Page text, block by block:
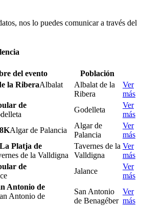
nos lo puedes comunicar a través del
del evento
Población
la RiberaAlbalat
Albalat de la
Ribera
Ver
más
de
Godelleta
Ver
más
Algar de Palancia
Algar de
Palancia
Ver
más
Platja de
de la Valldigna
Tavernes de la
Valldigna
Ver
más
de
Jalance
Ver
más
Antonio de
Antonio de
San Antonio
de Benagéber
Ver
más